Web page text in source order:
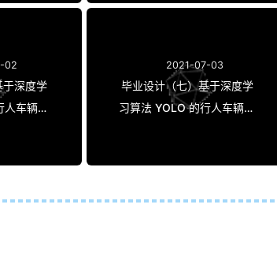
02
于深度学
人车辆检
2021-07-03
毕业设计（七）基于深度学
习算法 YOLO 的行人车辆检